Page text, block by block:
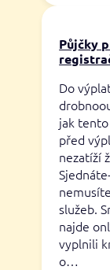
Půjčky
Do
jak
před
nezatíží
služeb.
najde
vyplnili
o…